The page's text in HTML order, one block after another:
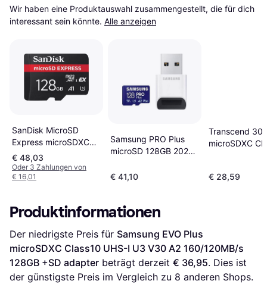
Wir haben eine Produktauswahl zusammengestellt, die für dich
interessant sein könnte. Alle anzeigen
SanDisk MicroSD
Express microSDXC
Class 10 UHS-I U3
V30 A1 880/480MB/s
128GB
€ 48,03
Oder 3 Zahlungen von
€ 16,01
Samsung PRO Plus
microSD 128GB 2023
€ 41,10
Transcend
microSDXC
€ 28,59
Produktinformationen
Der niedrigste Preis für Samsung EVO Plus
microSDXC Class10 UHS-I U3 V30 A2 160/120MB/s
128GB +SD adapter beträgt derzeit € 36,95. Dies ist
der günstigste Preis im Vergleich zu 8 anderen Shops.